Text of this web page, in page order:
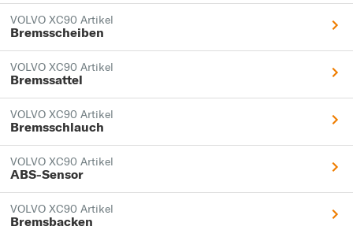
VOLVO XC90 Artikel
Bremsscheiben
VOLVO XC90 Artikel
Bremssattel
VOLVO XC90 Artikel
Bremsschlauch
VOLVO XC90 Artikel
ABS-Sensor
VOLVO XC90 Artikel
Bremsbacken